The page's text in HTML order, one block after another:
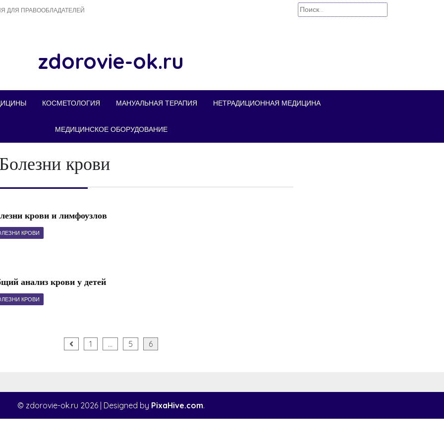
ДЛЯ ПРАВООБЛАДАТЕЛЕЙ Найти:
zdorovie-ok.ru
КОСМЕТОЛОГИЯ МАНУАЛЬНАЯ ТЕРАПИЯ НЕТРАДИЦИОННАЯ МЕДИЦИНА
МЕДИЦИНСКОЕ ОБОРУДОВАНИЕ
Болезни крови
крови и лимфоузлов
КРОВИ
анализ крови у детей
КРОВИ
1 … 5 6
© zdorovie-ok.ru 2026 | Designed by PixaHive.com.